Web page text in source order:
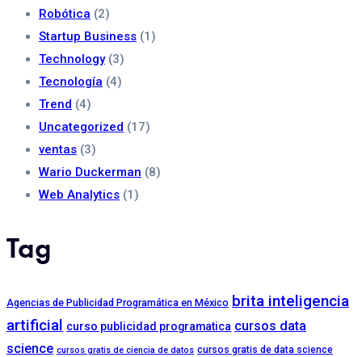
Robótica (2)
Startup Business (1)
Technology(3)
Tecnología (4)
Trend (4)
Uncategorized (17)
ventas (3)
Wario Duckerman (8)
Web Analytics (1)
Tag
Agencias de Publicidad Programática en México brita inteligencia
artificial curso publicidad programatica cursos data
science cursos gratis de ciencia de datos cursos gratis de data science